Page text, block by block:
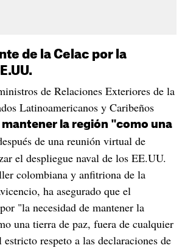
de la Celac por la
de Relaciones Exteriores de la
Latinoamericanos y Caribeños
mantener la región "como una
de una reunión virtual de
el despliegue naval de los EE.UU.
colombiana y anfitriona de la
ha asegurado que el
"la necesidad de mantener la
una tierra de paz, fuera de cualquier
respeto a las declaraciones de